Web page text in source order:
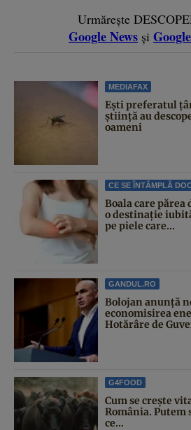
Urmărește
Google News și
MEDIAFAX
Ești preferatul
știință au
oameni
CE SE ÎNTÂMPLĂ
Boala care
o destinație
pe piele care...
GANDUL.RO
Bolojan anunță
economisirea
Hotărâre de
G4FOOD
Cum se crește
România. Putem
ce...